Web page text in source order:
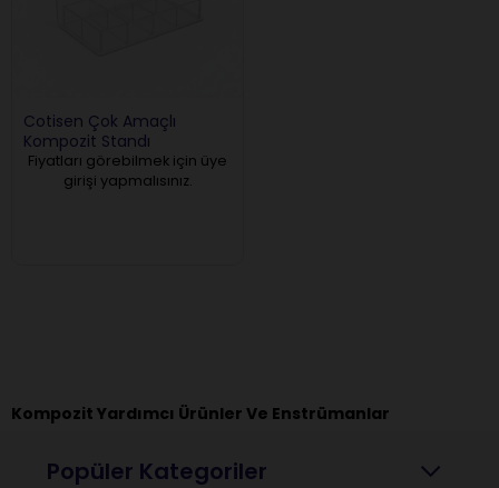
Cotisen Çok Amaçlı
Kompozit Standı
Fiyatları görebilmek için üye
girişi yapmalısınız.
Kompozit Yardımcı Ürünler Ve Enstrümanlar
Popüler Kategoriler